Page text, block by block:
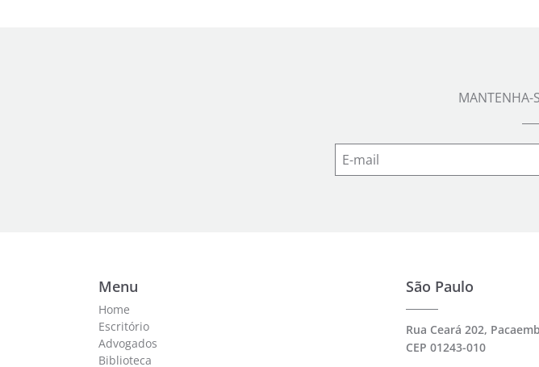
MANTENHA-
Menu
Home
Escritório
Advogados
Biblioteca
São Paulo
Rua Ceará 202,
CEP 01243-010